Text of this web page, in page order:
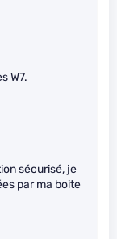
W7.
sécurisé, je
par ma boite